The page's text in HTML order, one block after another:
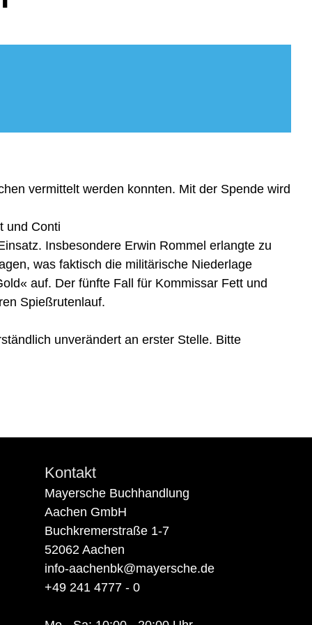
vermittelt werden konnten. Mit der Spende wird
und Conti
Insbesondere Erwin Rommel erlangte zu
was faktisch die militärische Niederlage
auf. Der fünfte Fall für Kommissar Fett und
Spießrutenlauf.
unverändert an erster Stelle. Bitte
Kontakt
Mayersche Buchhandlung
Aachen GmbH
Buchkremerstraße 1-7
52062 Aachen
info-aachenbk@mayersche.de
+49 241 4777 - 0